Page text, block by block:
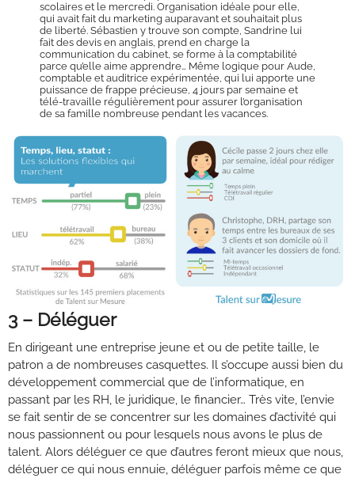
scolaires et le mercredi. Organisation idéale pour elle,
qui avait fait du marketing auparavant et souhaitait plus
de liberté. Sébastien y trouve son compte, Sandrine lui
fait des devis en anglais, prend en charge la
communication du cabinet, se forme à la comptabilité
parce qu’elle aime apprendre… Même logique pour Aude,
comptable et auditrice expérimentée, qui lui apporte une
puissance de frappe précieuse, 4 jours par semaine et
télé-travaille régulièrement pour assurer l’organisation
de sa famille nombreuse pendant les vacances.
3 – Déléguer
En dirigeant une entreprise jeune et ou de petite taille, le
patron a de nombreuses casquettes. Il s’occupe aussi bien du
développement commercial que de l’informatique, en
passant par les RH, le juridique, le financier… Très vite, l’envie
se fait sentir de se concentrer sur les domaines d’activité qui
nous passionnent ou pour lesquels nous avons le plus de
talent. Alors déléguer ce que d’autres feront mieux que nous,
déléguer ce qui nous ennuie, déléguer parfois même ce que